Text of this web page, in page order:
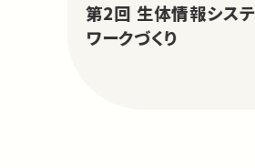
第2回 生体情報システムとネット
ワークづくり